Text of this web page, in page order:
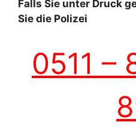
Falls Sie unter Druck
Sie die Polizei
0511 –